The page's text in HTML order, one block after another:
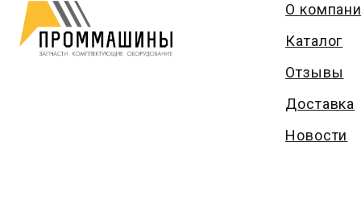
О
Каталог
Отзывы
Доставка
Новости